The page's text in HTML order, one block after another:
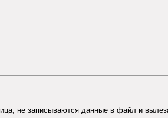
не записываются данные в файл и